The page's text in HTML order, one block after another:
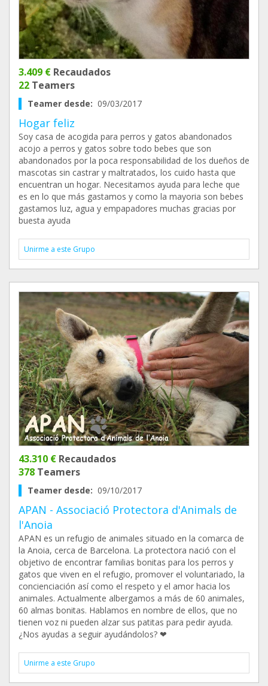
3.409 € Recaudados
22 Teamers
Teamer desde: 09/03/2017
Hogar feliz
Soy casa de acogida para perros y gatos abandonados
acojo a perros y gatos sobre todo bebes que son
abandonados por la poca responsabilidad de los dueños de
mascotas sin castrar y maltratados, los cuido hasta que
encuentran un hogar. Necesitamos ayuda para leche que
es en lo que más gastamos y como la mayoria son bebes
gastamos luz, agua y empapadores muchas gracias por
buesta ayuda
Unirme a este Grupo
43.310 € Recaudados
378 Teamers
Teamer desde: 09/10/2017
APAN - Associació Protectora d'Animals de
l'Anoia
APAN es un refugio de animales situado en la comarca de
la Anoia, cerca de Barcelona. La protectora nació con el
objetivo de encontrar familias bonitas para los perros y
gatos que viven en el refugio, promover el voluntariado, la
concienciación así como el respeto y el amor hacia los
animales. Actualmente albergamos a más de 60 animales,
60 almas bonitas. Hablamos en nombre de ellos, que no
tienen voz ni pueden alzar sus patitas para pedir ayuda.
¿Nos ayudas a seguir ayudándolos? ❤
Unirme a este Grupo